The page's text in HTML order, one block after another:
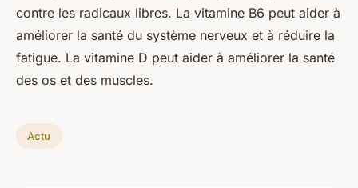
contre les radicaux libres. La vitamine B6 peut aider à
améliorer la santé du système nerveux et à réduire la
fatigue. La vitamine D peut aider à améliorer la santé
des os et des muscles.
Actu